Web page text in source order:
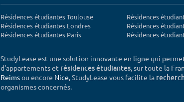
Résidences étudiantes Toulouse
Résidences étudiantes Londres
Résidences étudiantes Paris
Résidences
Résidences
Résidences
StudyLease est une solution innovante en ligne qui
d'appartements et résidences étudiantes, sur toute la
Reimsou encore Nice, StudyLease vous facilite la
organismes concernés.